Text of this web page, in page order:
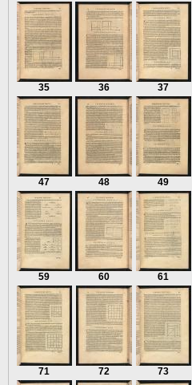
35 36 37
47 48 49
59 60 61
71 72 73